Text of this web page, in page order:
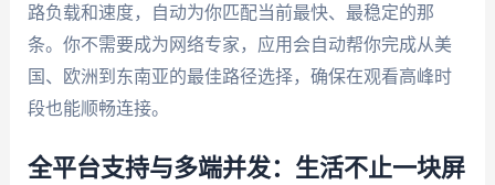
路负载和速度，自动为你匹配当前最快、最稳定的那
条。你不需要成为网络专家，应用会自动帮你完成从美
国、欧洲到东南亚的最佳路径选择，确保在观看高峰时
段也能顺畅连接。
全平台支持与多端并发：生活不止一块屏